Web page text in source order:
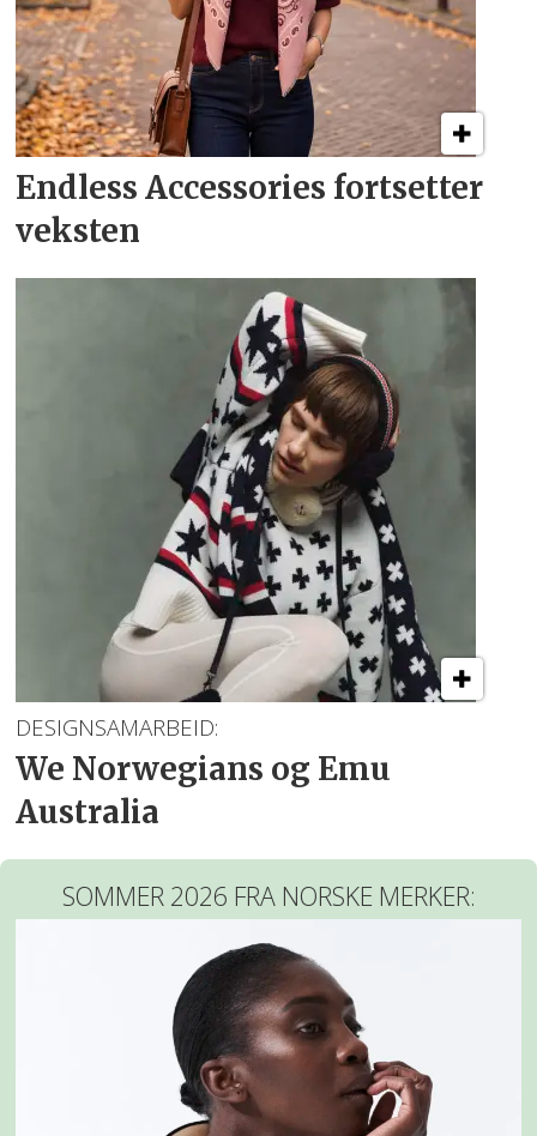
Endless Accessories fortsetter
veksten
DESIGNSAMARBEID:
We Norwegians og Emu
Australia
SOMMER 2026 FRA NORSKE MERKER: